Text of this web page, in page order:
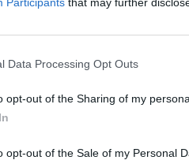
Data Processing Opt Outs
opt-out of the Sharing of my
opt-out of the Sale of my Personal
o säljer ofta tröttnar på allt